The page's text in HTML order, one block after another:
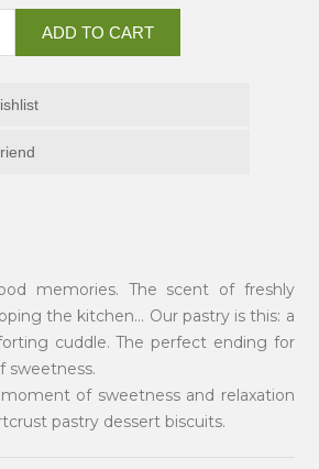
ADD TO CART
memories. The scent of freshly
the kitchen... Our pastry is this: a
cuddle. The perfect ending for
sweetness.
of sweetness and relaxation
pastry dessert biscuits.